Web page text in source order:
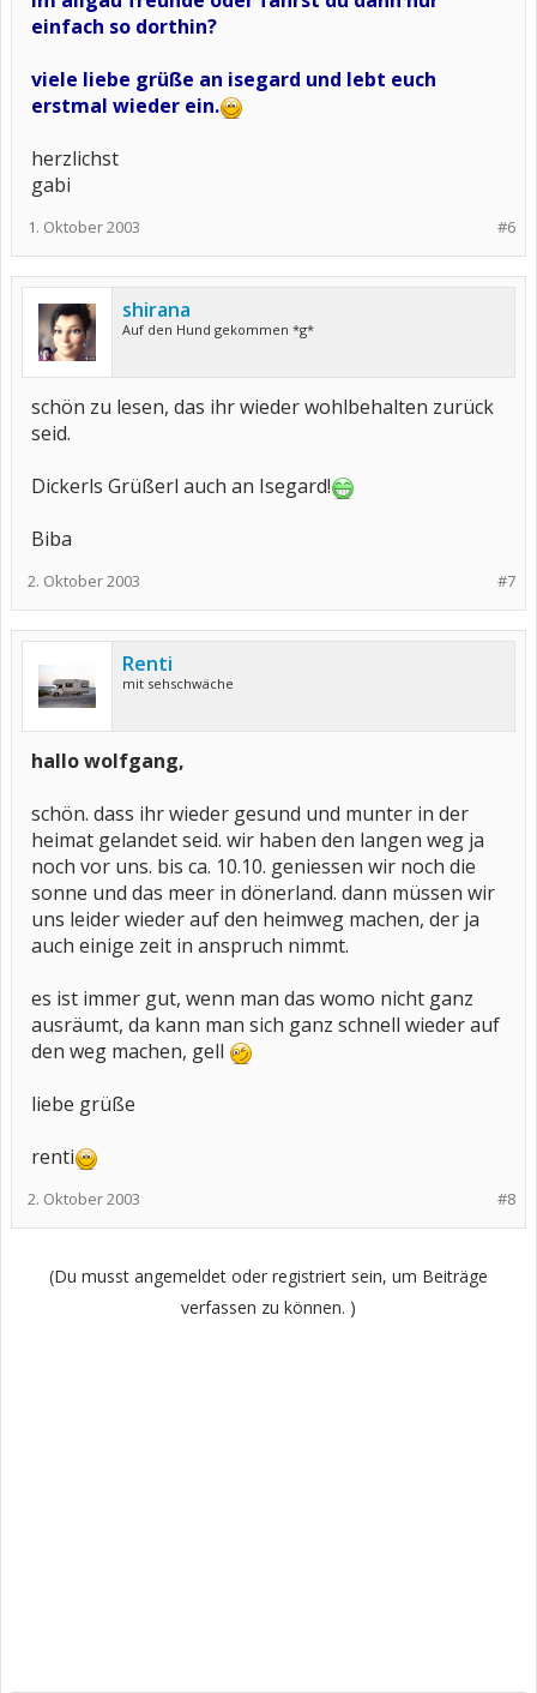
einfach so dorthin?
viele liebe grüße an isegard und lebt euch
erstmal wieder ein.
herzlichst
gabi
#6
1. Oktober 2003
shirana
Auf den Hund gekommen *g*
schön zu lesen, das ihr wieder wohlbehalten zurück
seid.
Dickerls Grüßerl auch an Isegard!
Biba
#7
2. Oktober 2003
Renti
mit sehschwäche
hallo wolfgang,
schön. dass ihr wieder gesund und munter in der
heimat gelandet seid. wir haben den langen weg ja
noch vor uns. bis ca. 10.10. geniessen wir noch die
sonne und das meer in dönerland. dann müssen wir
uns leider wieder auf den heimweg machen, der ja
auch einige zeit in anspruch nimmt.
es ist immer gut, wenn man das womo nicht ganz
ausräumt, da kann man sich ganz schnell wieder auf
den weg machen, gell
liebe grüße
renti
#8
2. Oktober 2003
(Du musst angemeldet oder registriert sein, um Beiträge
verfassen zu können. )